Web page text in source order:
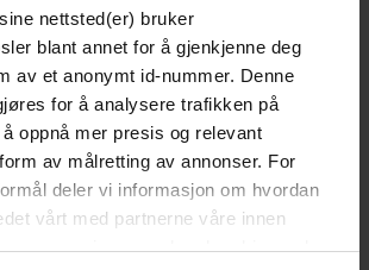
sine nettsted(er) bruker
blant annet for å gjenkjenne deg
av et anonymt id-nummer. Denne
for å analysere trafikken på
oppnå mer presis og relevant
av målretting av annonser. For
deler vi informasjon om hvordan
vårt med partnerne våre innen
annonsering, som kan kombinere den
[dB
-28
-8
Nei
LC Duplex